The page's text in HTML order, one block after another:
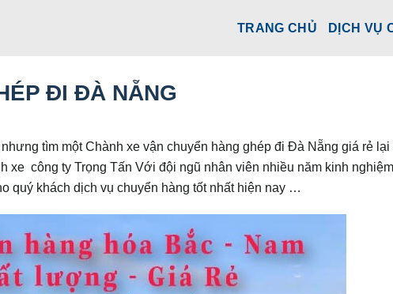
TRANG CHỦ DỊCH VỤ
ĐI ĐÀ NẴNG
tìm một Chành xe vận chuyển hàng ghép đi Đà Nẵng giá rẻ lại
xe công ty Trọng Tấn Với đội ngũ nhân viên nhiều năm kinh
quý khách dịch vụ chuyển hàng tốt nhất hiện nay …